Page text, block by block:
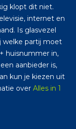
klopt dit niet.
internet en
Is glasvezel
welke partij moet
huisnummer in,
aanbieder is,
kun je kiezen uit
over Alles in 1